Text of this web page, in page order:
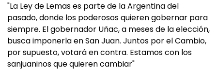
"La Ley de Lemas es parte de la Argentina del
pasado, donde los poderosos quieren gobernar para
siempre. El gobernador Uñac, a meses de la elección,
busca imponerla en San Juan. Juntos por el Cambio,
por supuesto, votará en contra. Estamos con los
sanjuaninos que quieren cambiar"